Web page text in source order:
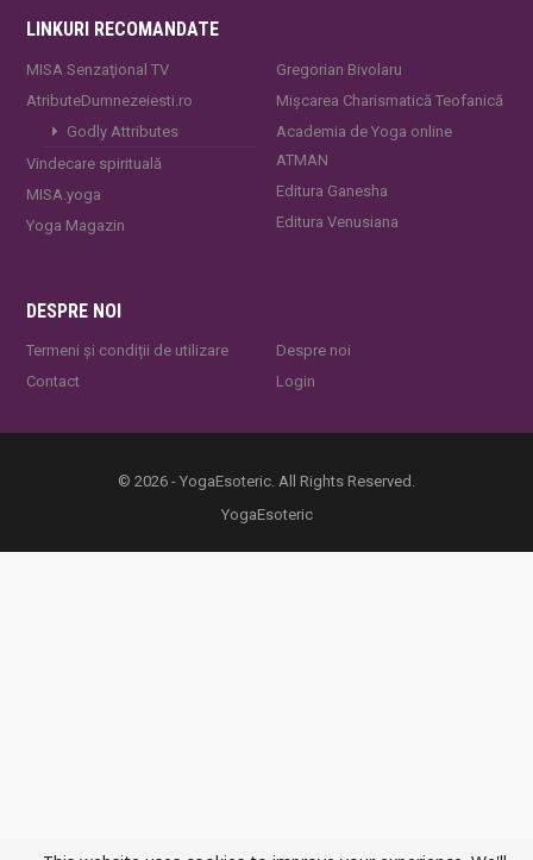
LINKURI RECOMANDATE
MISA Senzaţional TV
AtributeDumnezeiesti.ro
Godly Attributes
Vindecare spirituală
MISA.yoga
Yoga Magazin
Gregorian Bivolaru
Mișcarea Charismatică Teofanică
Academia de Yoga online
ATMAN
Editura Ganesha
Editura Venusiana
DESPRE NOI
Termeni și condiții de utilizare
Contact
Despre noi
Login
© 2026 - YogaEsoteric. All Rights Reserved.
YogaEsoteric